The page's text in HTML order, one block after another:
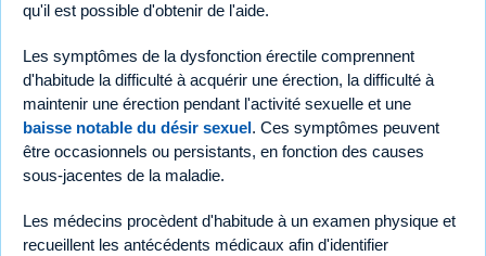
qu'il est possible d'obtenir de l'aide.
Les symptômes de la dysfonction érectile comprennent
d'habitude la difficulté à acquérir une érection, la difficulté à
maintenir une érection pendant l'activité sexuelle et une
baisse notable du désir sexuel. Ces symptômes peuvent
être occasionnels ou persistants, en fonction des causes
sous-jacentes de la maladie.
Les médecins procèdent d'habitude à un examen physique et
recueillent les antécédents médicaux afin d'identifier